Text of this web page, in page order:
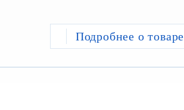
Подробнее о товаре